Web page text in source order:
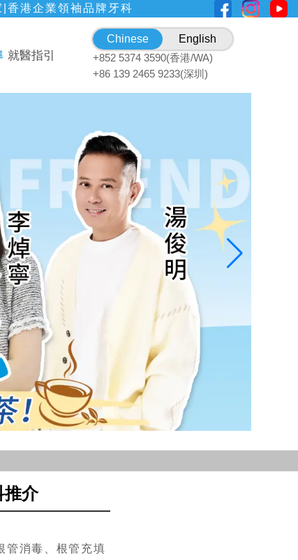
香港企業領袖品牌牙科
就醫指引
Chinese
English
+852 5374 3590(香港/WA)
+86 139 2465 9233(深圳)
推介
消毒、根管充填